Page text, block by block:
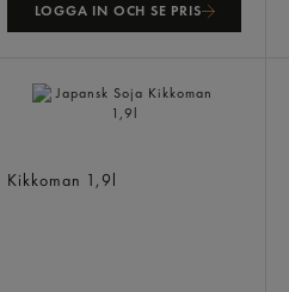
LOGGA IN OCH SE PRIS
Kikkoman 1,9l